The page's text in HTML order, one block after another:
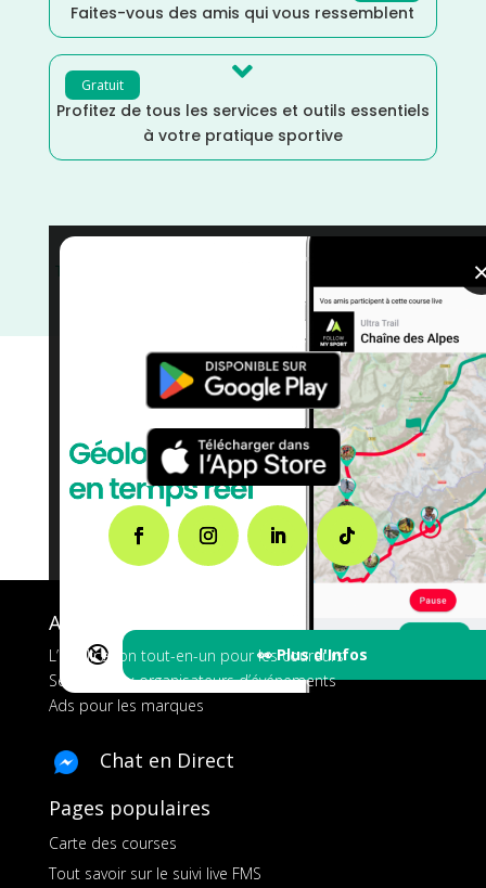
Faites-vous des amis qui vous ressemblent
Gratuit 
Profitez de tous les services et outils essentiels
à votre pratique sportive
🔇 👀 Plus d'Infos
Trail
courses/Bourgogne
A propos de FMS
L’application tout-en-un pour les coureurs
Services aux organisateurs d’événements
Ads pour les marques
Chat en Direct
Pages populaires
Carte des courses
Tout savoir sur le suivi live FMS